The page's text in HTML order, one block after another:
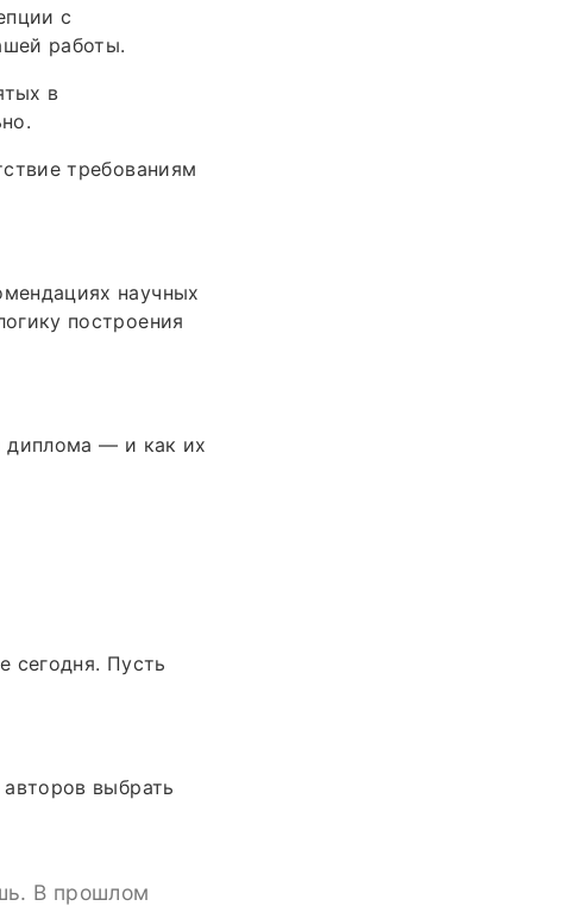
с
работы.
в
требованиям
научных
построения
диплома — и как их
сегодня. Пусть
выбрать
В прошлом